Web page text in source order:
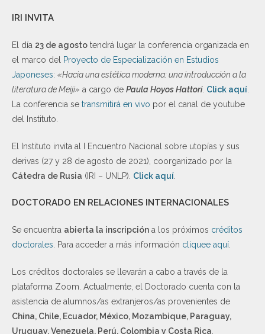
IRI INVITA
El día 23 de agosto tendrá lugar la conferencia organizada en
el marco del
Proyecto de Especialización en Estudios
Japoneses: «Hacia una estética moderna: una introducción a la
literatura de Meiji» a cargo de Paula Hoyos Hattori. Click aquí
La conferencia se transmitirá en vivo por el canal de youtube
del Instituto.
El Instituto invita al I Encuentro Nacional sobre utopías y sus
derivas (27 y 28 de agosto de 2021), coorganizado por la
Cátedra de Rusia (IRI – UNLP). Click aquí
DOCTORADO EN RELACIONES INTERNACIONALES
Se encuentra abierta la inscripción a los próximos créditos
doctorales . Para acceder a más información cliquee aquí
Los créditos doctorales se llevarán a cabo a través de la
plataforma Zoom. Actualmente, el Doctorado cuenta con la
asistencia de alumnos/as extranjeros/as provenientes de
China, Chile, Ecuador, México, Mozambique, Paraguay,
Uruguay, Venezuela, Perú, Colombia y Costa Rica